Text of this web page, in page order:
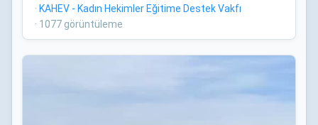
· KAHEV - Kadın Hekimler Eğitime Destek Vakfı
· 1077 görüntüleme